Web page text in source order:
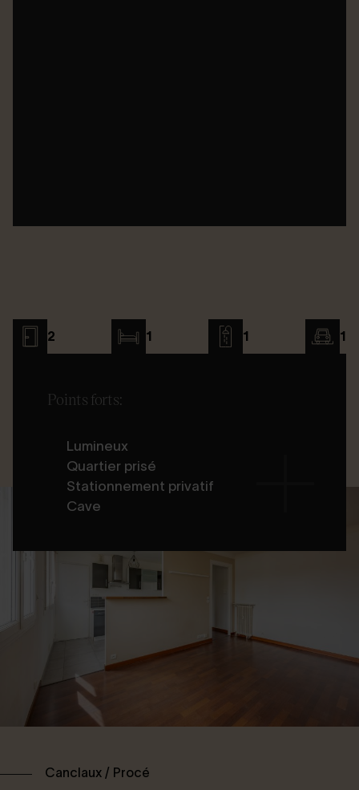
2 1 1 1
Points forts:
Lumineux
Quartier prisé
Stationnement privatif
Cave
Canclaux / Procé